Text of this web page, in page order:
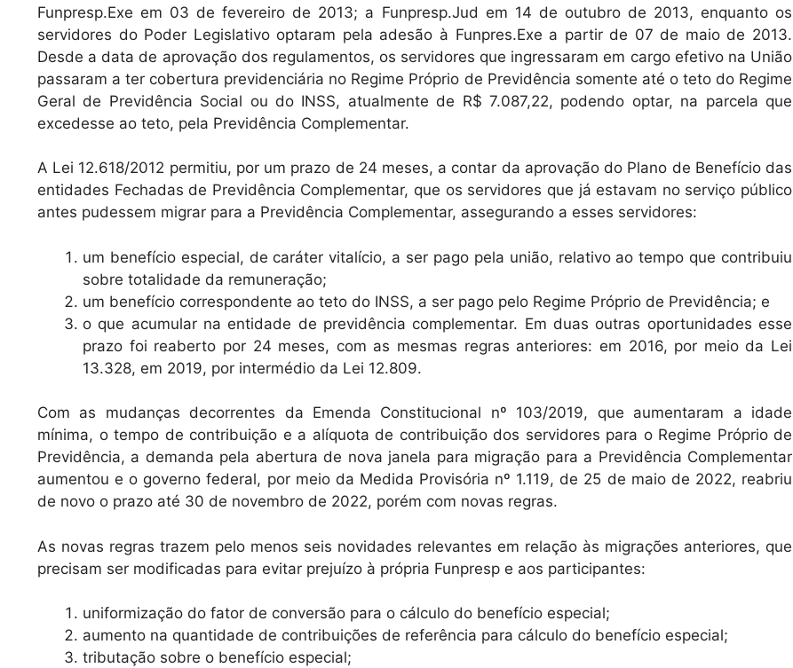
Funpresp.Exe em 03 de fevereiro de 2013; a Funpresp.Jud em 14 de outubro de 2013, enquanto os
servidores do Poder Legislativo optaram pela adesão à Funpres.Exe a partir de 07 de maio de 2013.
Desde a data de aprovação dos regulamentos, os servidores que ingressaram em cargo efetivo na União
passaram a ter cobertura previdenciária no Regime Próprio de Previdência somente até o teto do Regime
Geral de Previdência Social ou do INSS, atualmente de R$ 7.087,22, podendo optar, na parcela que
excedesse ao teto, pela Previdência Complementar.
A Lei 12.618/2012 permitiu, por um prazo de 24 meses, a contar da aprovação do Plano de Benefício das
entidades Fechadas de Previdência Complementar, que os servidores que já estavam no serviço público
antes pudessem migrar para a Previdência Complementar, assegurando a esses servidores:
​​um benefício especial, de caráter vitalício, a ser pago pela união, relativo ao tempo que contribuiu
sobre totalidade da remuneração;
um benefício correspondente ao teto do INSS, a ser pago pelo Regime Próprio de Previdência; e
o que acumular na entidade de previdência complementar. Em duas outras oportunidades esse
prazo foi reaberto por 24 meses, com as mesmas regras anteriores: em 2016, por meio da Lei
13.328, em 2019, por intermédio da Lei 12.809.
Com as mudanças decorrentes da Emenda Constitucional nº 103/2019, que aumentaram a idade
mínima, o tempo de contribuição e a alíquota de contribuição dos servidores para o Regime Próprio de
Previdência, a demanda pela abertura de nova janela para migração para a Previdência Complementar
aumentou e o governo federal, por meio da Medida Provisória nº 1.119, de 25 de maio de 2022, reabriu
de novo o prazo até 30 de novembro de 2022, porém com novas regras.
As novas regras trazem pelo menos seis novidades relevantes em relação às migrações anteriores, que
precisam ser modificadas para evitar prejuízo à própria Funpresp e aos participantes:
uniformização do fator de conversão para o cálculo do benefício especial;
aumento na quantidade de contribuições de referência para cálculo do benefício especial;
tributação sobre o benefício especial;